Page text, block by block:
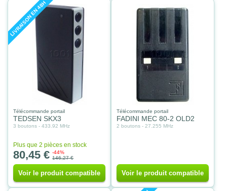
LIVRAISON EN 48H
Télécommande portail
TEDSEN SKX3
3 boutons - 433.92 MHz
Plus que 2 pièces en stock
80,45 € -44%
146,27 €
Voir le produit compatible
Télécommande portail
FADINI MEC 80-2 OLD2
2 boutons - 27.255 MHz
Voir le produit compatible